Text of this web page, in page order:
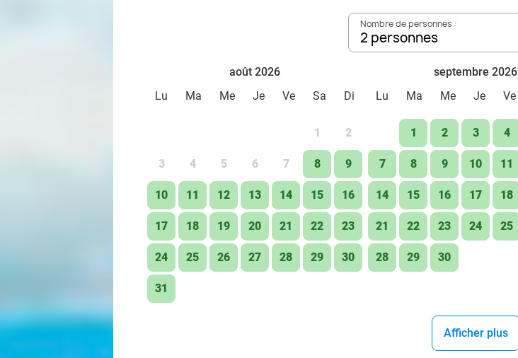
Nombre de personnes :
2 personnes
août 2026
Lu
Ma Me Je Ve Sa Di
1 2
3 4 5 6 7 8 9
10 11 12 13 14 15 16
17 18 19 20 21 22 23
24 25 26 27 28 29 30
31
septembre 2026
Lu
Ma Me Je Ve
1 2 3 4
7 8 9 10 11
14 15 16 17 18
21 22 23 24 25
28 29 30
Afficher plus